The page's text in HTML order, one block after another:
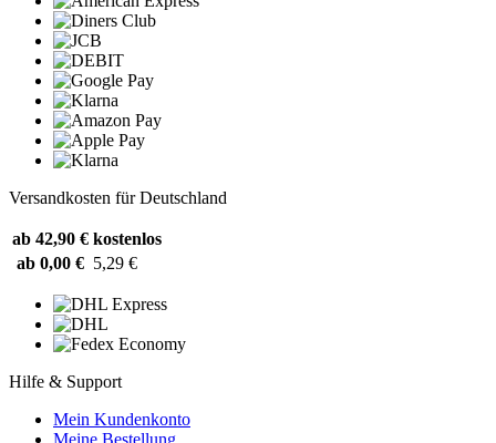
Versandkosten für Deutschland
ab 42,90 € kostenlos
ab 0,00 € 5,29 €
Hilfe & Support
Mein Kundenkonto
Meine Bestellung